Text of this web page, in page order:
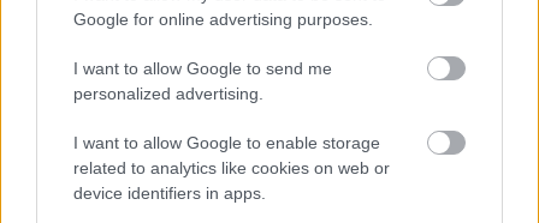
Google for online advertising purposes.
I want to allow Google to send me
personalized advertising.
I want to allow Google to enable storage
related to analytics like cookies on web or
device identifiers in apps.
Látlelet a hazai víziközművekről? Egyetlen, fél